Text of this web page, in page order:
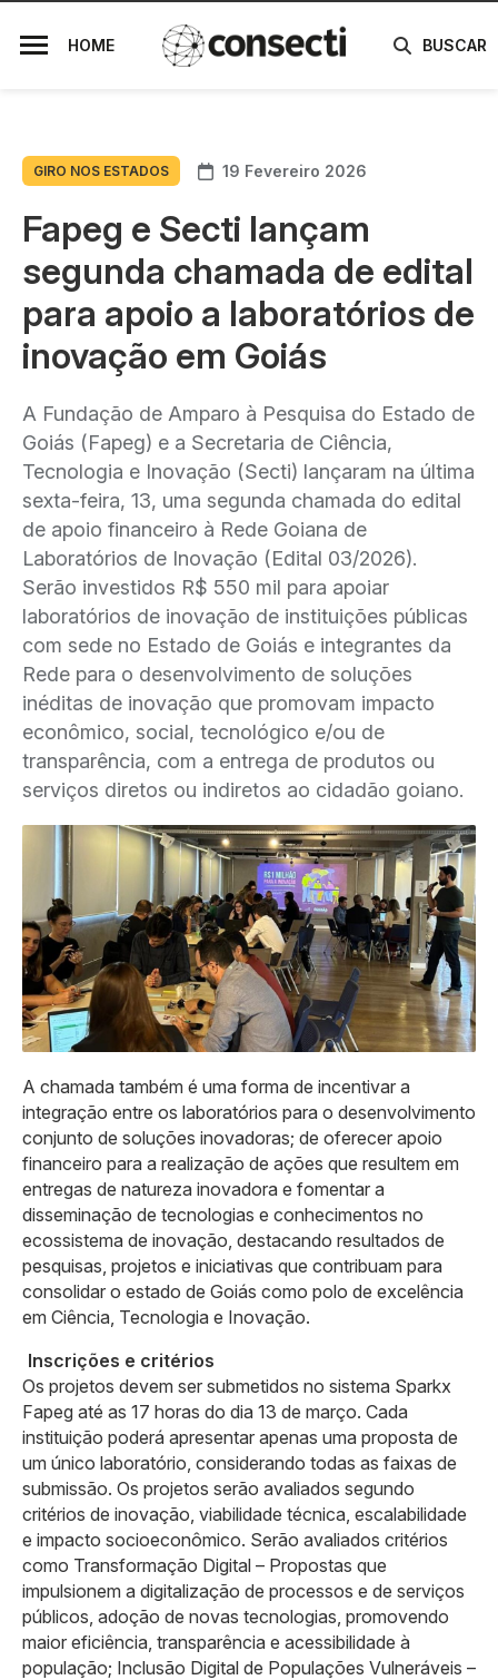
HOME BUSCAR
GIRO NOS ESTADOS 19 Fevereiro 2026
Fapeg e Secti lançam
segunda chamada de edital
para apoio a laboratórios de
inovação em Goiás
A Fundação de Amparo à Pesquisa do Estado de
Goiás (Fapeg) e a Secretaria de Ciência,
Tecnologia e Inovação (Secti) lançaram na última
sexta-feira, 13, uma segunda chamada do edital
de apoio financeiro à Rede Goiana de
Laboratórios de Inovação (Edital 03/2026).
Serão investidos R$ 550 mil para apoiar
laboratórios de inovação de instituições públicas
com sede no Estado de Goiás e integrantes da
Rede para o desenvolvimento de soluções
inéditas de inovação que promovam impacto
econômico, social, tecnológico e/ou de
transparência, com a entrega de produtos ou
serviços diretos ou indiretos ao cidadão goiano.
A chamada também é uma forma de incentivar a
integração entre os laboratórios para o desenvolvimento
conjunto de soluções inovadoras; de oferecer apoio
financeiro para a realização de ações que resultem em
entregas de natureza inovadora e fomentar a
disseminação de tecnologias e conhecimentos no
ecossistema de inovação, destacando resultados de
pesquisas, projetos e iniciativas que contribuam para
consolidar o estado de Goiás como polo de excelência
em Ciência, Tecnologia e Inovação.
Inscrições e critérios
Os projetos devem ser submetidos no sistema Sparkx
Fapeg até as 17 horas do dia 13 de março. Cada
instituição poderá apresentar apenas uma proposta de
um único laboratório, considerando todas as faixas de
submissão. Os projetos serão avaliados segundo
critérios de inovação, viabilidade técnica, escalabilidade
e impacto socioeconômico. Serão avaliados critérios
como Transformação Digital – Propostas que
impulsionem a digitalização de processos e de serviços
públicos, adoção de novas tecnologias, promovendo
maior eficiência, transparência e acessibilidade à
população; Inclusão Digital de Populações Vulneráveis –